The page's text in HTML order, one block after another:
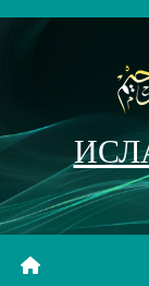
Перейти